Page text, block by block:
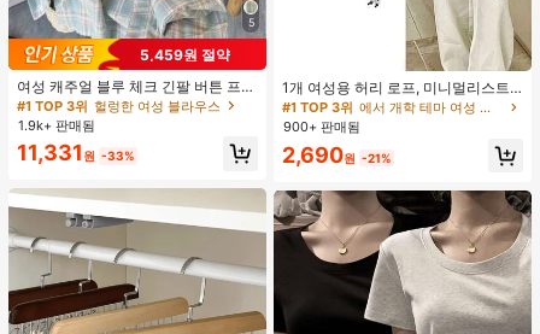
5
5,459원 절약
여성 캐주얼 블루 체크 긴팔 버튼 프론
트 폴리에스터 셔츠, 레귤러 핏, 봄 의
류, 편안한 스타일
#1 TOP 3위 헐렁한 여성 블라우스
1.9k+ 판매됨
11,331 원 -33%
1개 여성용 허리 로프, 미니멀리스트
보헤미안 패션 매듭 허리 벨트, 드레
스, 캐주얼 팬츠와 함께 일상 착용에
적합한 장식용 허리 액세서리
#1 TOP 3위
에서 개학 테마 여성 벨트 및 벨트 액세서리
거의 매진!
#1 TOP 3위
에서 개학 테마 여성 벨트 및 벨트 액세서리
거의 매진!
거의 매진!
900+ 판매됨
2,690원 -21%